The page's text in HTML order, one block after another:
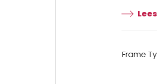
Frame